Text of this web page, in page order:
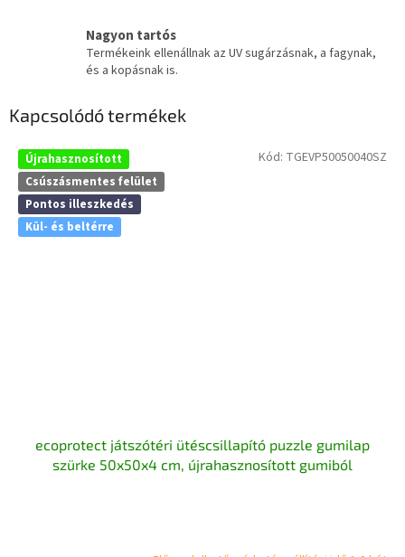
Nagyon tartós
Termékeink ellenállnak az UV sugárzásnak, a fagynak,
és a kopásnak is.
Kapcsolódó termékek
Újrahasznosított
Csúszásmentes felület
Pontos illeszkedés
Kül- és beltérre
ecoprotect játszótéri ütéscsillapító puzzle gumilap
szürke 50x50x4 cm, újrahasznosított gumiból
Kód: TGEVP50050040SZ